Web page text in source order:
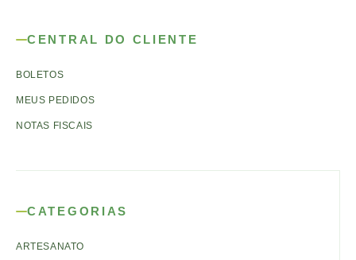
CENTRAL DO CLIENTE
BOLETOS
MEUS PEDIDOS
NOTAS FISCAIS
CATEGORIAS
ARTESANATO